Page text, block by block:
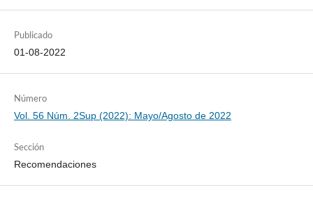
Publicado
01-08-2022
Número
Vol. 56 Núm. 2Sup (2022): Mayo/Agosto de 2022
Sección
Recomendaciones